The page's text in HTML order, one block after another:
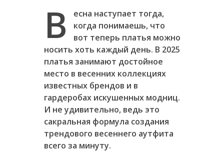
В
есна наступает тогда,
когда понимаешь, что
вот теперь платья можно
носить хоть каждый день. В 2025
платья занимают достойное
место в весенних коллекциях
известных брендов и в
гардеробах искушенных модниц.
И не удивительно, ведь это
сакральная формула создания
трендового весеннего аутфита
всего за минуту.